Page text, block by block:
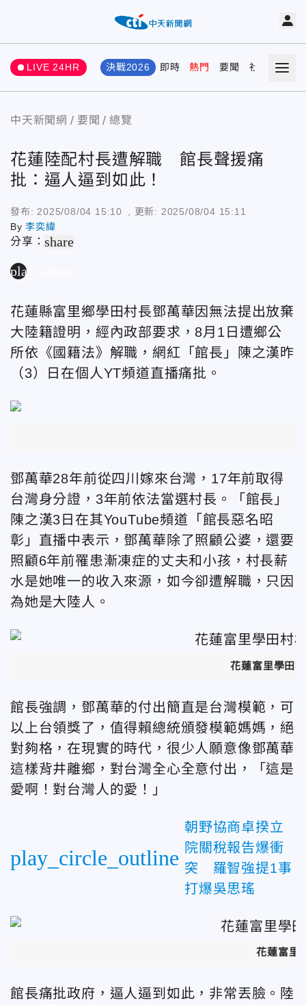
LIVE 24HR 決戰2026 即時 熱門 要聞 社會 娛樂
中天新聞網 要聞 總覽
花蓮陸配村長遭解職 館長聲援痛
批：逼人逼到如此！
發布: 2025/08/04 15:10 , 更新: 2025/08/04 15:11
By李奕緯
分享：share
play_arrow
花蓮縣富里鄉學田村長鄧萬華因無法提出放棄
大陸籍證明，經內政部要求，8月1日遭鄉公
所依《國籍法》解職，網紅「館長」陳之漢昨
（3）日在個人YT頻道直播痛批。
鄧萬華28年前從四川嫁來台灣，17年前取得
台灣身分證，3年前依法當選村長。「館長」
陳之漢3日在其YouTube頻道「館長惡名昭
彰」直播中表示，鄧萬華除了照顧公婆，還要
照顧6年前罹患漸凍症的丈夫和小孩，村長薪
水是她唯一的收入來源，如今卻遭解職，只因
為她是大陸人。
花蓮富里學田
館長強調，鄧萬華的付出簡直是台灣模範，可
以上台領獎了，值得賴總統頒發模範媽媽，絕
對夠格，在現實的時代，很少人願意像鄧萬華
這樣背井離鄉，對台灣全心全意付出，「這是
愛啊！對台灣人的愛！」
play_circle_outline
朝野協商卓揆立
院關稅報告爆衝
突 羅智強提1事
打爆吳思瑤
花蓮富里
館長痛批政府，逼人逼到如此，非常丟臉。陸